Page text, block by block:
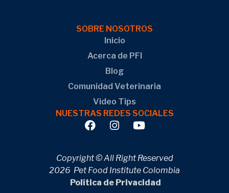
SOBRE NOSOTROS
Inicio
Acerca de PFI
Blog
Comunidad Veterinaria
Video Tips
NUESTRAS REDES SOCIALES
Copyright © All Right Reserved
2026 Pet Food Institute Colombia
Política de Privacidad